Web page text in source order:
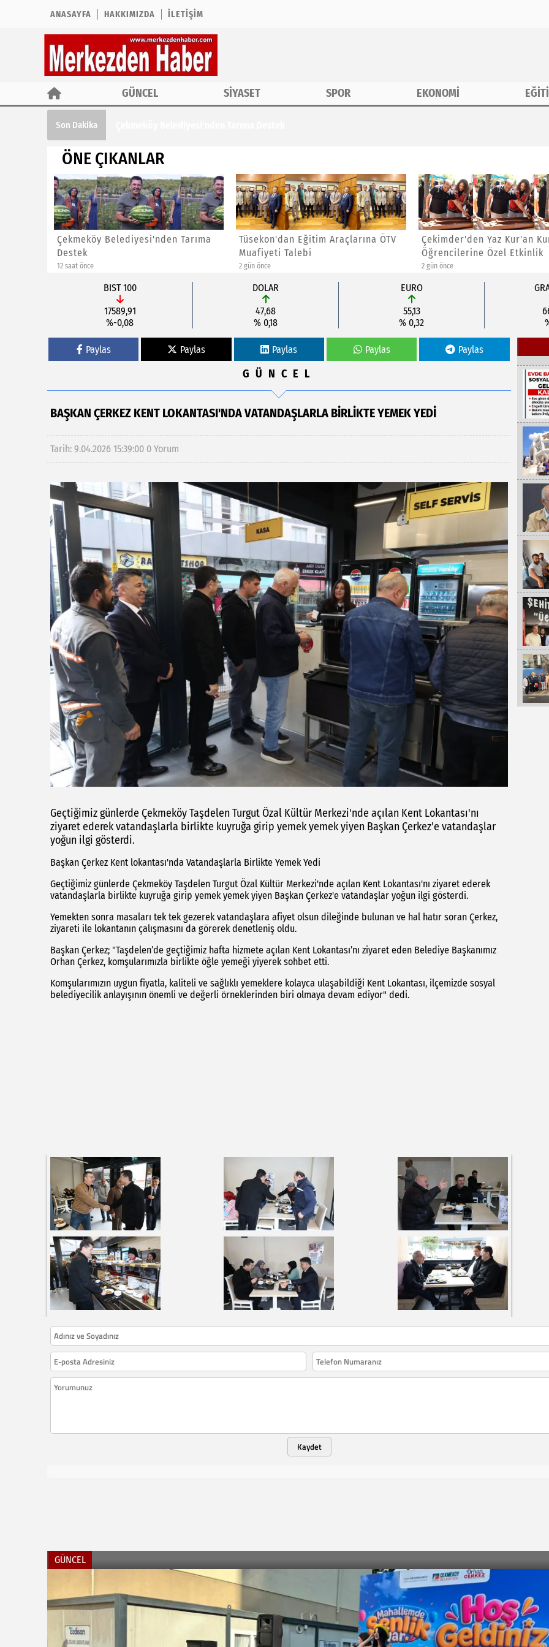
ANASAYFA HAKKIMIZDA İLETIŞIM
GÜNCEL SİYASET SPOR EKONOMİ
Son Dakika
ÖNE ÇIKANLAR
Çekmeköy Belediyesi'nden Tarıma
Destek
12 saat önce
Tüsekon'dan Eğitim Araçlarına ÖTV
Muafiyeti Talebi
2 gün önce
Çekimder'den Yaz Kur'an
Öğrencilerine Özel Etkinlik
2 gün önce
BIST 100
17589,91
%-0,08
DOLAR
47,68
% 0,18
EURO
55,13
% 0,32
Paylas Paylas Paylas Paylas Paylas
GÜNCEL
BAŞKAN ÇERKEZ KENT LOKANTASI'NDA VATANDAŞLARLA BIRLIKTE YEMEK YEDI
Tarih: 9.04.2026 15:39:00 0 Yorum
Geçtiğimiz günlerde Çekmeköy Taşdelen Turgut Özal Kültür Merkezi'nde açılan Kent Lokantası'nı
ziyaret ederek vatandaşlarla birlikte kuyruğa girip yemek yemek yiyen Başkan Çerkez'e vatandaşlar
yoğun ilgi gösterdi.
Başkan Çerkez Kent lokantası'nda Vatandaşlarla Birlikte Yemek Yedi
Geçtiğimiz günlerde Çekmeköy Taşdelen Turgut Özal Kültür Merkezi'nde açılan Kent Lokantası'nı ziyaret ederek
vatandaşlarla birlikte kuyruğa girip yemek yemek yiyen Başkan Çerkez'e vatandaşlar yoğun ilgi gösterdi.
Yemekten sonra masaları tek tek gezerek vatandaşlara afiyet olsun dileğinde bulunan ve hal hatır soran Çerkez,
ziyareti ile lokantanın çalışmasını da görerek denetleniş oldu.
Başkan Çerkez; "Taşdelen’de geçtiğimiz hafta hizmete açılan Kent Lokantası’nı ziyaret eden Belediye Başkanımız
Orhan Çerkez, komşularımızla birlikte öğle yemeği yiyerek sohbet etti.
Komşularımızın uygun fiyatla, kaliteli ve sağlıklı yemeklere kolayca ulaşabildiği Kent Lokantası, ilçemizde sosyal
belediyecilik anlayışının önemli ve değerli örneklerinden biri olmaya devam ediyor" dedi.
Kaydet
GÜNCEL